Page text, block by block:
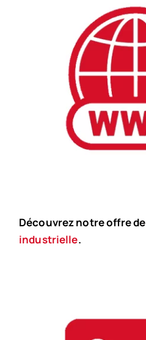
Découvrez notre offre de
industrielle.